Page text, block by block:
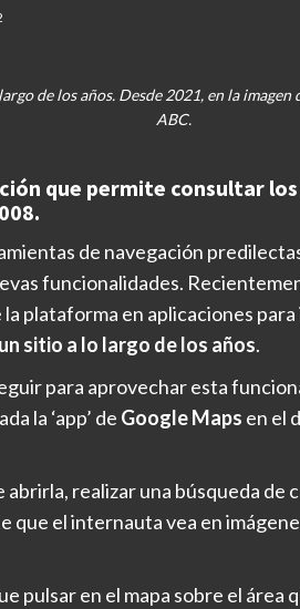
de los años. Desde 2021, en la
ABC.
que permite consultar
de navegación
funcionalidades.
plataforma en aplicaciones
sitio a lo largo de los años.
para aprovechar esta
la ‘app’ de Google Maps en el
realizar una búsqueda de
que el internauta vea en
pulsar en el mapa sobre el